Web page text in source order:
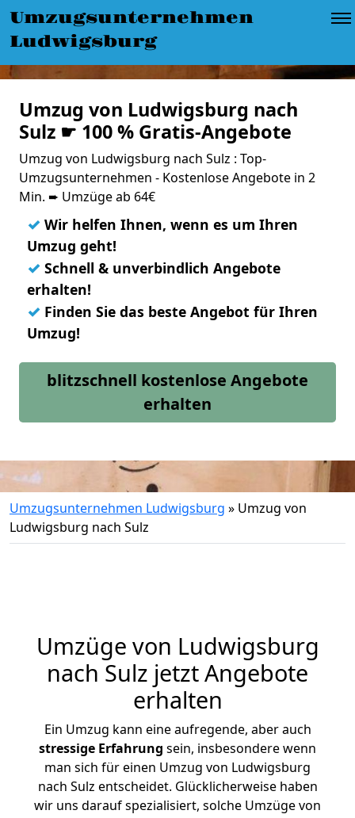
Umzugsunternehmen
Ludwigsburg
Umzug von Ludwigsburg nach
Sulz ☛ 100 % Gratis-Angebote
Umzug von Ludwigsburg nach Sulz : Top-
Umzugsunternehmen - Kostenlose Angebote in 2
Min. ➨ Umzüge ab 64€
✓ Wir helfen Ihnen, wenn es um Ihren
Umzug geht!
✓ Schnell & unverbindlich Angebote
erhalten!
✓ Finden Sie das beste Angebot für Ihren
Umzug!
blitzschnell kostenlose Angebote
erhalten
Umzugsunternehmen Ludwigsburg » Umzug von
Ludwigsburg nach Sulz
Umzüge von Ludwigsburg
nach Sulz jetzt Angebote
erhalten
Ein Umzug kann eine aufregende, aber auch
stressige Erfahrung sein, insbesondere wenn
man sich für einen Umzug von Ludwigsburg
nach Sulz entscheidet. Glücklicherweise haben
wir uns darauf spezialisiert, solche Umzüge von